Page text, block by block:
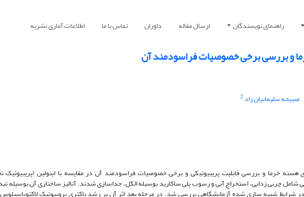
راهنمای نویسندگان ارسال مقاله داوران تماس با ما اطلاعات آماری نشریه
و بررسی برخی خصوصیات فراسودمند آن
صبیحه سلیمانیان زاد 2
خرما و بررسی قابلیت پریبیوتیکی و برخی خصوصیات فراسودمند آن در مقایسه با اینولین (پریبیوتیک
چربی زدایی، استخراج آبی و رسوب پلی ساکارید بوسیله الکل، جداسازی شدند. آنالیز ساختاری آن بوسیله